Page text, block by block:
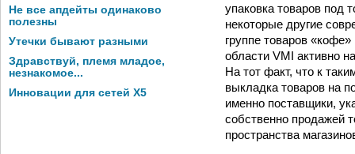
Не все апдейты одинаково
полезны
Утечки бывают разными
Здравствуй, племя младое,
незнакомое...
Инновации для сетей X5
упаковка товаров под
некоторые другие
группе товаров
области VMI активно
На тот факт, что к
выкладка товаров на
именно поставщики,
собственно продажей
пространства